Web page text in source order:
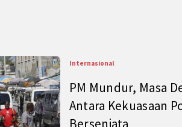
Internasional
PM Mundur, Masa
Antara Kekuasaan
Bersenjata